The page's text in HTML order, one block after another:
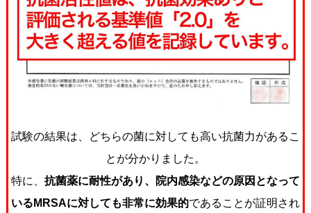
試験の結果は、どちらの菌に対しても高い抗菌力があるこ
とが分かりました。
特に、 抗菌薬に耐性があり、院内感染などの原因となって
いるMRSAに対しても非常に効果的であることが証明され